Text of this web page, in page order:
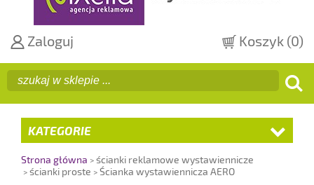
Zaloguj Koszyk (0)
KATEGORIE
Strona główna
ścianki reklamowe wystawiennicze
ścianki proste
Ścianka wystawiennicza AERO